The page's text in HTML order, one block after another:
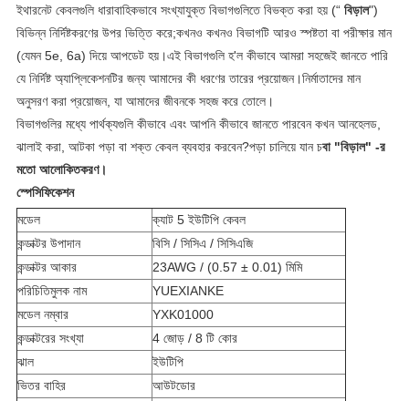
ইথারনেট কেবলগুলি ধারাবাহিকভাবে সংখ্যাযুক্ত বিভাগগুলিতে বিভক্ত করা হয় (“ বিড়াল")
বিভিন্ন নির্দিষ্টকরণের উপর ভিত্তি করে;কখনও কখনও বিভাগটি আরও স্পষ্টতা বা পরীক্ষার মান
(যেমন 5e, 6a) দিয়ে আপডেট হয়।এই বিভাগগুলি হ'ল কীভাবে আমরা সহজেই জানতে পারি
যে নির্দিষ্ট অ্যাপ্লিকেশনটির জন্য আমাদের কী ধরণের তারের প্রয়োজন।নির্মাতাদের মান
অনুসরণ করা প্রয়োজন, যা আমাদের জীবনকে সহজ করে তোলে।
বিভাগগুলির মধ্যে পার্থক্যগুলি কীভাবে এবং আপনি কীভাবে জানতে পারবেন কখন আনহেলড,
ঝালাই করা, আটকা পড়া বা শক্ত কেবল ব্যবহার করবেন?পড়া চালিয়ে যান চবা "বিড়াল" -র
মতো আলোকিতকরণ।
স্পেসিফিকেশন
মডেল
ক্যাট 5 ইউটিপি কেবল
কন্ডাক্টর উপাদান
বিসি / সিসিএ / সিসিএজি
কন্ডাক্টর আকার
23AWG / (0.57 ± 0.01) মিমি
পরিচিতিমুলক নাম
YUEXIANKE
মডেল নম্বার
YXK01000
কন্ডাক্টরের সংখ্যা
4 জোড় / 8 টি কোর
ঝাল
ইউটিপি
ভিতর বাহির
আউটডোর